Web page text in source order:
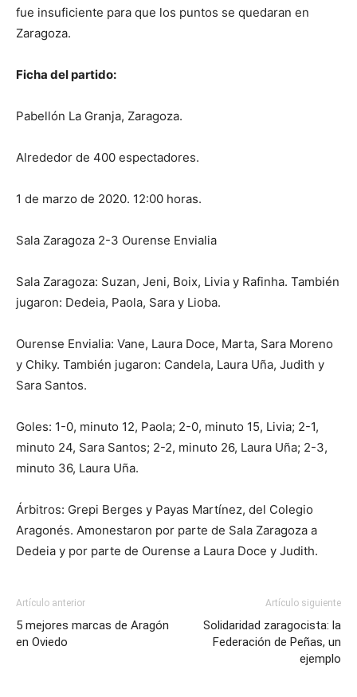
fue insuficiente para que los puntos se quedaran en
Zaragoza.
Ficha del partido:
Pabellón La Granja, Zaragoza.
Alrededor de 400 espectadores.
1 de marzo de 2020. 12:00 horas.
Sala Zaragoza 2-3 Ourense Envialia
Sala Zaragoza: Suzan, Jeni, Boix, Livia y Rafinha. También
jugaron: Dedeia, Paola, Sara y Lioba.
Ourense Envialia: Vane, Laura Doce, Marta, Sara Moreno
y Chiky. También jugaron: Candela, Laura Uña, Judith y
Sara Santos.
Goles: 1-0, minuto 12, Paola; 2-0, minuto 15, Livia; 2-1,
minuto 24, Sara Santos; 2-2, minuto 26, Laura Uña; 2-3,
minuto 36, Laura Uña.
Árbitros: Grepi Berges y Payas Martínez, del Colegio
Aragonés. Amonestaron por parte de Sala Zaragoza a
Dedeia y por parte de Ourense a Laura Doce y Judith.
Artículo anterior
5 mejores marcas de Aragón
en Oviedo
Artículo siguiente
Solidaridad zaragocista: la
Federación de Peñas, un
ejemplo